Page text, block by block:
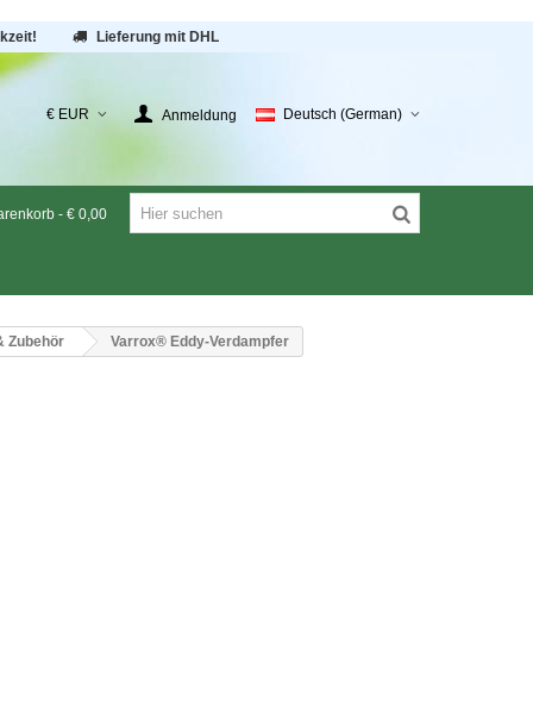
Lieferung mit DHL
€ EUR Anmeldung Deutsch (German)
- € 0,00
Zubehör Varrox® Eddy-Verdampfer